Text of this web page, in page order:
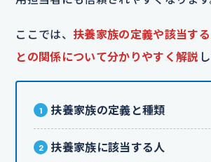
ここでは、 扶養家族の定義や該当す
との関係について分かりやすく解説
扶養家族の定義と種類
扶養家族に該当する人